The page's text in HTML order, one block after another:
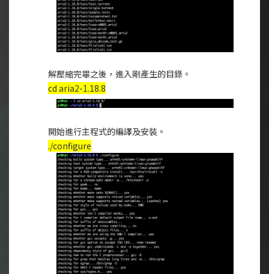
解壓縮完畢之後，進入剛產生的目錄。
cd aria2-1.18.8
開始進行主程式的編譯及安裝。
./configure